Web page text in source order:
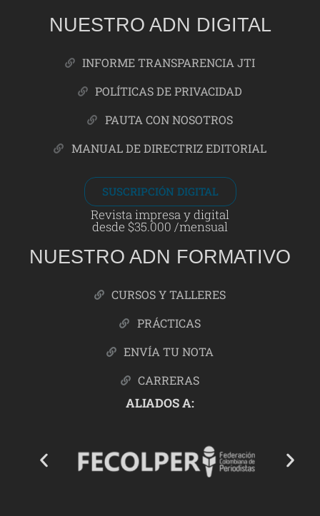
NUESTRO ADN DIGITAL
INFORME TRANSPARENCIA JTI
POLÍTICAS DE PRIVACIDAD
PAUTA CON NOSOTROS
MANUAL DE DIRECTRIZ EDITORIAL
SUSCRIPCIÓN DIGITAL
Revista impresa y digital
desde $35.000 /mensual
NUESTRO ADN FORMATIVO
CURSOS Y TALLERES
PRÁCTICAS
ENVÍA TU NOTA
CARRERAS
ALIADOS A: